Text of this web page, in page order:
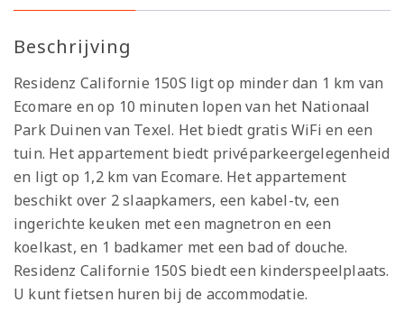
Beschrijving
Residenz Californie 150S ligt op minder dan 1 km van
Ecomare en op 10 minuten lopen van het Nationaal
Park Duinen van Texel. Het biedt gratis WiFi en een
tuin. Het appartement biedt privéparkeergelegenheid
en ligt op 1,2 km van Ecomare. Het appartement
beschikt over 2 slaapkamers, een kabel-tv, een
ingerichte keuken met een magnetron en een
koelkast, en 1 badkamer met een bad of douche.
Residenz Californie 150S biedt een kinderspeelplaats.
U kunt fietsen huren bij de accommodatie.